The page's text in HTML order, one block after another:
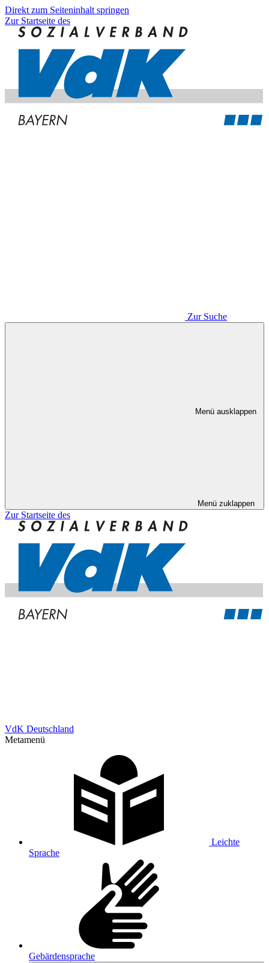
Direkt zum Seiteninhalt springen
Zur Startseite des
Zur Suche
Menü ausklappen
Menü zuklappen
Zur Startseite des
VdK Deutschland
Metamenü
Leichte
Sprache
Gebärdensprache